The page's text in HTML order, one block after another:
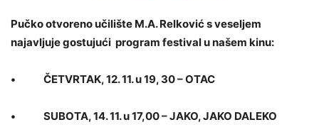
Pučko otvoreno učilište M.A. Relković s veseljem
najavljuje gostujući program festival u našem kinu:
• ČETVRTAK, 12. 11. u 19, 30 – OTAC
• SUBOTA, 14. 11. u 17,00 – JAKO, JAKO DALEKO